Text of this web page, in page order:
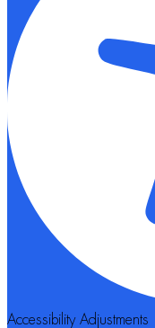
Accessibility Adjustments